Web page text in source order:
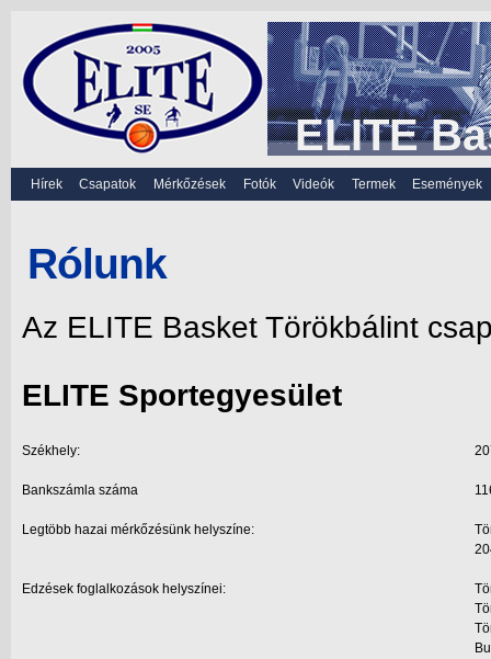
ELITE
Hírek Csapatok Mérkőzések Fotók Videók Termek Események
Rólunk
Az ELITE Basket Törökbálint
ELITE Sportegyesület
Székhely:
Bankszámla száma
Legtöbb hazai mérkőzésünk helyszíne:
Edzések foglalkozások helyszínei: